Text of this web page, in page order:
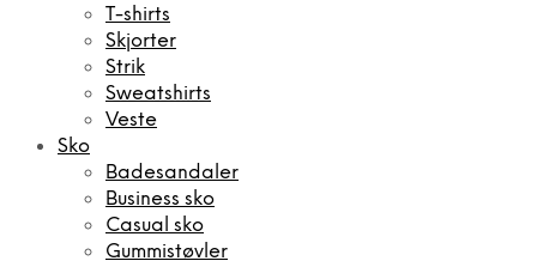
T-shirts
Skjorter
Strik
Sweatshirts
Veste
Sko
Badesandaler
Business sko
Casual sko
Gummistøvler